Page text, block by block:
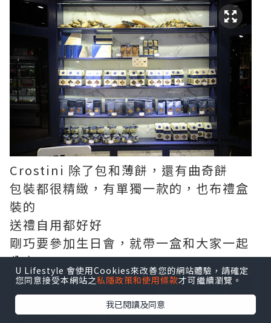
Crostini 除了包和薄餅，還有曲奇餅
包裝都很精緻，有單獨一款的，也布禮盒
裝的
送禮自用都好好
剛巧要參加生日會，就帶一盒和大家一起
分享
U Lifestyle 會使用Cookies來改善您的網站體驗，請確定
您同意接受本網站之私隱政策和使用條款才可繼續瀏覽。
我已閱讀及同意